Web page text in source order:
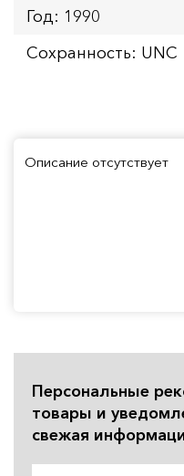
Год: 1990
Сохранность: UNC
Описание отсутствует
Персональные
товары и
свежая